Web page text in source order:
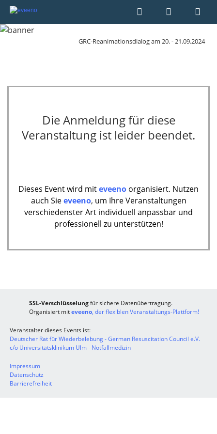
GRC-Reanimationsdialog am 20. - 21.09.2024
Die Anmeldung für diese
Veranstaltung ist leider beendet.
Dieses Event wird miteveeno organisiert. Nutzen
auch Sieeveeno, um Ihre Veranstaltungen
verschiedenster Art individuell anpassbar und
professionell zu unterstützen!
SSL-Verschlüsselungfür sichere Datenübertragung.
Organisiert miteveeno, der flexiblen Veranstaltungs-Plattform!
Veranstalter dieses Events ist:
Deutscher Rat für Wiederbelebung - German Resuscitation Council e.V.
c/o Universitätsklinikum Ulm - Notfallmedizin
Impressum
Datenschutz
Barrierefreiheit